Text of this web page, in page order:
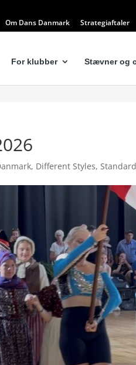
Om Dans Danmark
Strategiaftaler
For klubber Stævner og
, Different Styles,